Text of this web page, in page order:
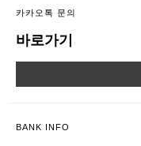
카카오톡 문의
바로가기
BANK INFO